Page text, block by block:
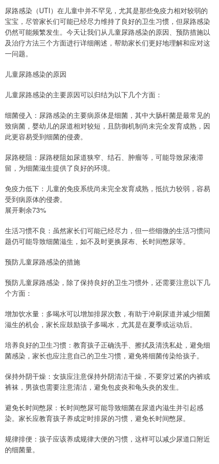
尿路感染（UTI）在儿童中并不罕见，尤其是那些免疫力相对较弱的
宝宝，尽管家长们可能已经尽力维持了良好的卫生习惯，但尿路感染
仍然可能频繁发生。今天让我们从儿童尿路感染的原因、预防措施以
及治疗方法三个方面进行详细阐述，帮助家长们更好地理解和应对这
一问题。
儿童尿路感染的原因
儿童尿路感染的主要原因可以归结为以下几个方面：
细菌侵入：尿路感染的主要病原体是细菌，其中大肠杆菌是最常见的
致病菌，婴幼儿的尿道相对较短，且防御机制尚未完全发育成熟，因
此更容易受到细菌的侵袭。
尿路梗阻：尿路梗阻如尿道狭窄、结石、肿瘤等，可能导致尿液滞
留，为细菌滋生提供了良好的环境。
免疫力低下：儿童的免疫系统尚未完全发育成熟，抵抗力较弱，容易
受到病原体的侵袭。
展开剩余73%
生活习惯不良：虽然家长们可能已经尽力，但一些细微的生活习惯问
题仍可能导致细菌滋生，如不及时更换尿布、长时间憋尿等。
预防儿童尿路感染的措施
预防儿童尿路感染，除了保持良好的卫生习惯外，还需要注意以下几
个方面：
增加饮水量：多喝水可以增加排尿次数，有助于冲刷尿道并减少细菌
滋生的机会，家长应鼓励孩子多喝水，尤其是在夏季或运动后。
培养良好的卫生习惯：教育孩子正确洗手、擦拭及清洗私处，避免细
菌感染，家长也应注意自己的卫生习惯，避免将细菌传染给孩子。
保持外阴干燥：女孩应注意保持外阴清洁干燥，不要穿过紧的内裤或
裤袜，男孩也需要注意清洁，避免包皮炎和龟头炎的发生。
避免长时间憋尿：长时间憋尿可能导致细菌在尿道内滋生并引起感
染。家长应教育孩子养成定时排尿的习惯，避免长时间憋尿。
规律排便：孩子应该养成规律大便的习惯，这样可以减少尿道口附近
的细菌量。